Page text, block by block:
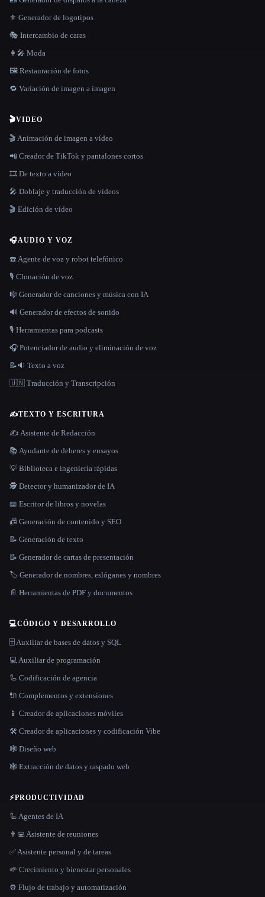
⚜️ Generador de logotipos
🎭 Intercambio de caras
👩‍🎤 Moda
🖼️ Restauración de fotos
🔁 Variación de imagen a imagen
🎬VIDEO
🎬 Animación de imagen a vídeo
📲 Creador de TikTok y pantalones cortos
🎞️ De texto a vídeo
🎤 Doblaje y traducción de vídeos
🎬 Edición de vídeo
🎧AUDIO Y VOZ
☎️ Agente de voz y robot telefónico
🎙️ Clonación de voz
🎼 Generador de canciones y música con IA
🔊 Generador de efectos de sonido
🎙️ Herramientas para podcasts
🎧 Potenciador de audio y eliminación de voz
📝🔉 Texto a voz
🇺🇳 Traducción y Transcripción
✍️TEXTO Y ESCRITURA
✍️ Asistente de Redacción
📚 Ayudante de deberes y ensayos
💡 Biblioteca e ingeniería rápidas
🕵️ Detector y humanizador de IA
📖 Escritor de libros y novelas
📠 Generación de contenido y SEO
📝 Generación de texto
📝 Generador de cartas de presentación
🏷️ Generador de nombres, eslóganes y nombres
📄 Herramientas de PDF y documentos
💻CÓDIGO Y DESARROLLO
🗄️ Auxiliar de bases de datos y SQL
💻 Auxiliar de programación
🦾 Codificación de agencia
🔌 Complementos y extensiones
📱 Creador de aplicaciones móviles
🛠️ Creador de aplicaciones y codificación Vibe
🕸 Diseño web
🕸️ Extracción de datos y raspado web
⚡PRODUCTIVIDAD
🦾 Agentes de IA
👨‍💻 Asistente de reuniones
✅ Asistente personal y de tareas
🌱 Crecimiento y bienestar personales
⚙️ Flujo de trabajo y automatización